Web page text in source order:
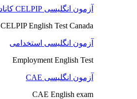
آزمون انگلیسی CELPIP کانادا
CELPIP English Test Canada
آزمون انگلیسی استخدامی
Employment English Test
آزمون انگلیسی CAE
CAE English exam